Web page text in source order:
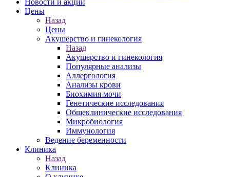
Новости и акции
Цены
Назад
Цены
Акушерство и гинекология
Назад
Акушерство и гинекология
Популярные анализы
Аллергология
Анализы крови
Биохимия мочи
Генетические исследования
Общеклинические исследования
Микробиология
Иммунология
Ведение беременности
Клиника
Назад
Клиника